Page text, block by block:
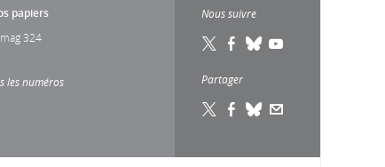
papiers
324
les numéros
Nous suivre
Partager